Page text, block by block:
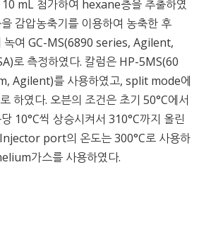
mL 첨가하여 hexane층을 추출하였
감압농축기를 이용하여 농축한 후
여 GC-MS(6890 series, Agilent,
로 측정하였다. 칼럼은 HP-5MS(60
Agilent)를 사용하였고, split mode에
하였다. 오븐의 조건은 초기 50°C에서
10°C씩 상승시켜서 310°C까지 올린
port의 온도는 300°C로 사용하
가스를 사용하였다.